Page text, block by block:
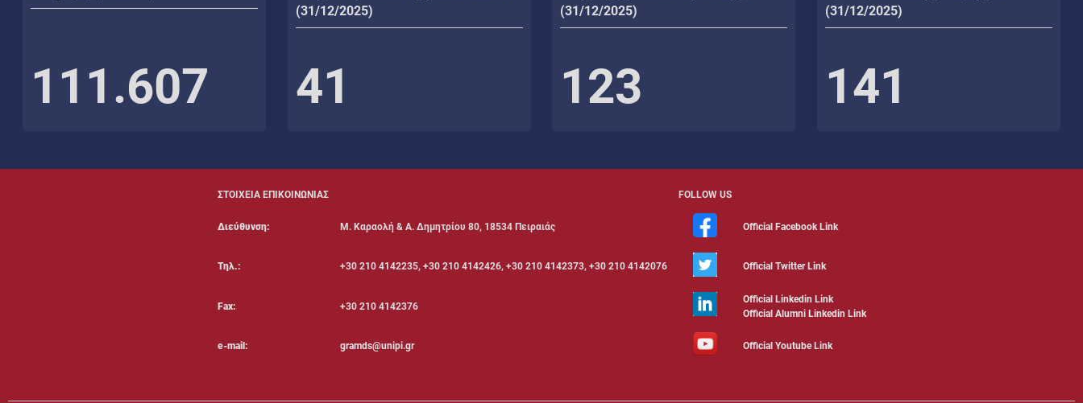
111.607
(31/12/2025)
41
(31/12/2025)
123
(31/12/2025)
141
ΣΤΟΙΧΕΙΑ ΕΠΙΚΟΙΝΩΝΙΑΣ FOLLOW US
Διεύθυνση: Μ. Καραολή & Α. Δημητρίου 80, 18534 Πειραιάς Official Facebook Link
Τηλ.: +30 210 4142235, +30 210 4142426, +30 210 4142373, +30 210 4142076 Official Twitter Link
Fax: +30 210 4142376
Official Linkedin Link
Official Alumni Linkedin Link
e-mail: gramds@unipi.gr Official Youtube Link